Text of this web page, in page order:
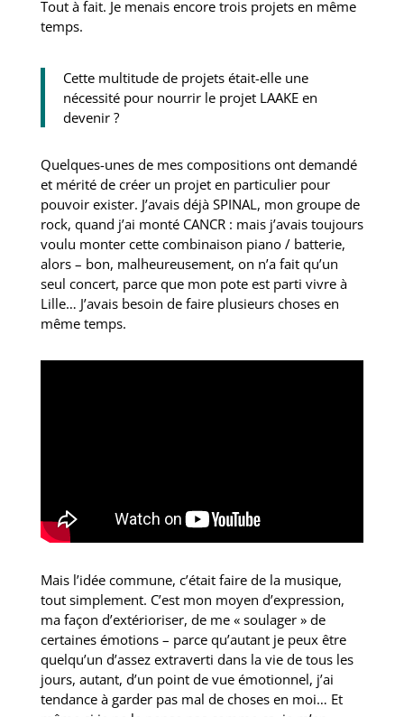
Tout à fait. Je menais encore trois projets en même
temps.
Cette multitude de projets était-elle une
nécessité pour nourrir le projet LAAKE en
devenir ?
Quelques-unes de mes compositions ont demandé
et mérité de créer un projet en particulier pour
pouvoir exister. J’avais déjà SPINAL, mon groupe de
rock, quand j’ai monté CANCR : mais j’avais toujours
voulu monter cette combinaison piano / batterie,
alors – bon, malheureusement, on n’a fait qu’un
seul concert, parce que mon pote est parti vivre à
Lille… J’avais besoin de faire plusieurs choses en
même temps.
Mais l’idée commune, c’était faire de la musique,
tout simplement. C’est mon moyen d’expression,
ma façon d’extérioriser, de me « soulager » de
certaines émotions – parce qu’autant je peux être
quelqu’un d’assez extraverti dans la vie de tous les
jours, autant, d’un point de vue émotionnel, j’ai
tendance à garder pas mal de choses en moi… Et